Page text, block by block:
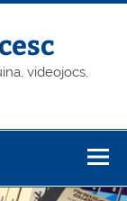
videojocs,